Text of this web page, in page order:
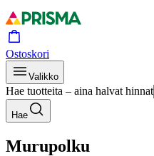
Ostoskori
Valikko
Hae tuotteita – aina halvat hinnat
Hae
Murupolku